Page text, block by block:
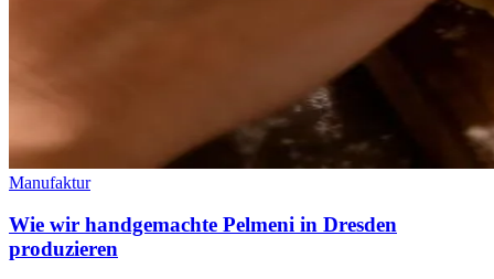
Manufaktur
Wie wir handgemachte Pelmeni in Dresden
produzieren